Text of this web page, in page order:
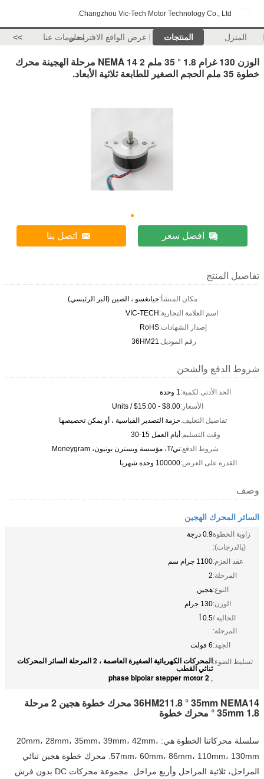
Changzhou Vic-Tech Motor Technology Co., Ltd.
المنزل المنتجات عرض الواقع الافتراضيمعلومات عنا >>
الوزن 130 غرام 1.8 ° 35 ملم NEMA 14 2 مرحلة الهجينة محرك
خطوة 35 ملم الحجم الصغير للطابعة ثلاثية الأبعاد.
افضل سعر اتصل بنا
تفاصيل المنتج
مكان المنشأ:جيانغسو ، الصين (البر الرئيسي)
اسم العلامة التجارية:VIC-TECH
إصدار الشهادات:RoHS
رقم الموديل:36HM21
شروط الدفع والشحن
الحد الأدنى لكمية:1 وحدة
الأسعار:$8.00 - $15.00 / Units
تفاصيل التغليف:حزمة التصدير القياسية ، أو يمكن تخصيصها
وقت التسليم:أيام العمل 15-30
شروط الدفع:تي/T، مؤسسة ويسترن يونيون، Moneygram
القدرة على العرض:100000 وحدة شهريا
وصف
السائر المحرك الهجين
زاوية الخطوة
(بالدرجات):
0.9 درجة
عقد العزم:1100 جرام سم
المرحلة:2
النوع:هجين
الوزن:130 جرام
الحالية /
المرحلة:
0.5 أ
الجهد:6 فولت
تسليط الضوء:
المحركات الكهربائية الصغيرة العاصمة ، 2 المرحلة السائر المحركات
ثنائي القطب
,
2 phase bipolar stepper motor
36HM211.8 ° 35mm NEMA14 محرك خطوة هجين 2 مرحلة
35mm 1.8 ° محرك خطوة
سلسلة محركاتنا الخطوة هي: 20mm، 28mm، 35mm، 39mm، 42mm،
57mm، 60mm، 86mm، 110mm، 130mm. محرك خطوة هجين ثنائي
المراحل، ثلاثية المراحل وأربع مراحل. مجموعة محركات DC بدون فرش